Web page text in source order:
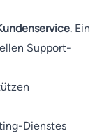
. Ein
Support-
Dienstes